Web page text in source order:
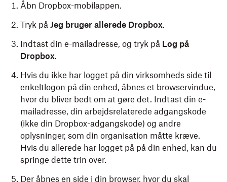
Åbn Dropbox-mobilappen.
Tryk på Jeg bruger allerede Dropbox.
Indtast din e-mailadresse, og tryk på Log på
Dropbox.
Hvis du ikke har logget på din virksomheds side til
enkeltlogon på din enhed, åbnes et browservindue,
hvor du bliver bedt om at gøre det. Indtast din e-
mailadresse, din arbejdsrelaterede adgangskode
(ikke din Dropbox-adgangskode) og andre
oplysninger, som din organisation måtte kræve.
Hvis du allerede har logget på på din enhed, kan du
springe dette trin over.
Der åbnes en side i din browser, hvor du skal